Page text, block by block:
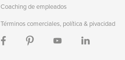
Coaching de empleados
Términos comerciales, política & pivacidad